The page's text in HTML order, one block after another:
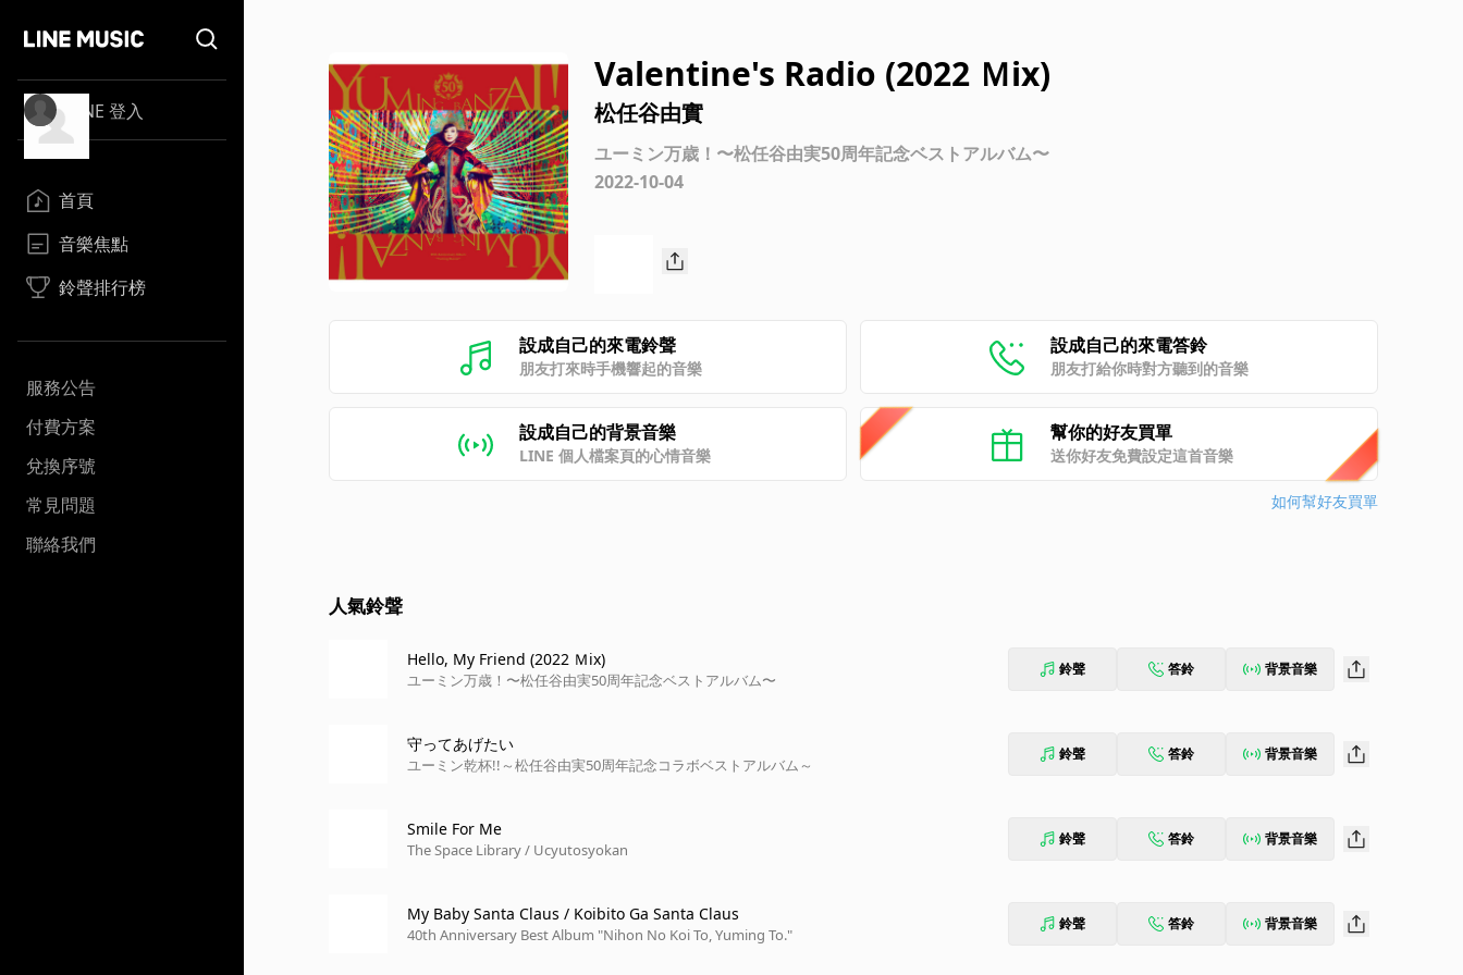
LINE 登入
首頁
音樂焦點
鈴聲排行榜
服務公告
付費方案
兌換序號
常見問題
聯絡我們
Valentine's Radio (2022 Ｍix)
松任谷由實
ユーミン万歳！〜松任谷由実50周年記念ベストアルバム〜
2022-10-04
設成自己的來電鈴聲
朋友打來時手機響起的音樂
設成自己的來電答鈴
朋友打給你時對方聽到的音樂
設成自己的背景音樂
LINE 個人檔案頁的心情音樂
幫你的好友買單
送你好友免費設定這首音樂
如何幫好友買單
人氣鈴聲
Hello, My Friend (2022 Ｍix)
ユーミン万歳！〜松任谷由実50周年記念ベストアルバム〜
鈴聲 答鈴 背景音樂
守ってあげたい
ユーミン乾杯!!～松任谷由実50周年記念コラボベストアルバム～
鈴聲 答鈴 背景音樂
Smile For Me
The Space Library / Ucyutosyokan
鈴聲 答鈴 背景音樂
My Baby Santa Claus / Koibito Ga Santa Claus
40th Anniversary Best Album "Nihon No Koi To, Yuming To."
鈴聲 答鈴 背景音樂